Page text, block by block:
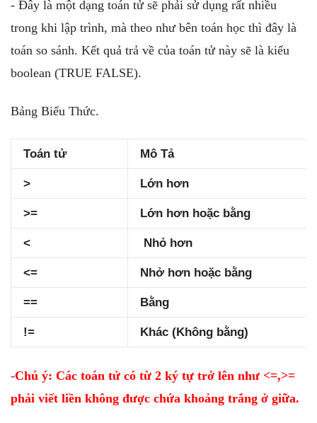
- Đây là một dạng toán tử sẽ phải sử dụng rất nhiều
trong khi lập trình, mà theo như bên toán học thì đây là
toán so sánh. Kết quả trả về của toán tử này sẽ là kiểu
boolean (TRUE FALSE).
Bảng Biểu Thức.
Toán tử Mô Tả
> Lớn hơn
>= Lớn hơn hoặc bằng
< Nhỏ hơn
<= Nhở hơn hoặc bằng
== Bằng
!= Khác (Không bằng)
-Chú ý: Các toán tử có từ 2 ký tự trở lên như <=,>=
phải viết liền không được chứa khoảng trắng ở giữa.